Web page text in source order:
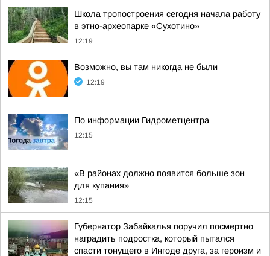
Школа тропостроения сегодня начала работу
в этно-археопарке «Сухотино»
12:19
Возможно, вы там никогда не были
12:19
По информации Гидрометцентра
12:15
«В районах должно появится больше зон
для купания»
12:15
Губернатор Забайкалья поручил посмертно
наградить подростка, который пытался
спасти тонущего в Ингоде друга, за героизм и